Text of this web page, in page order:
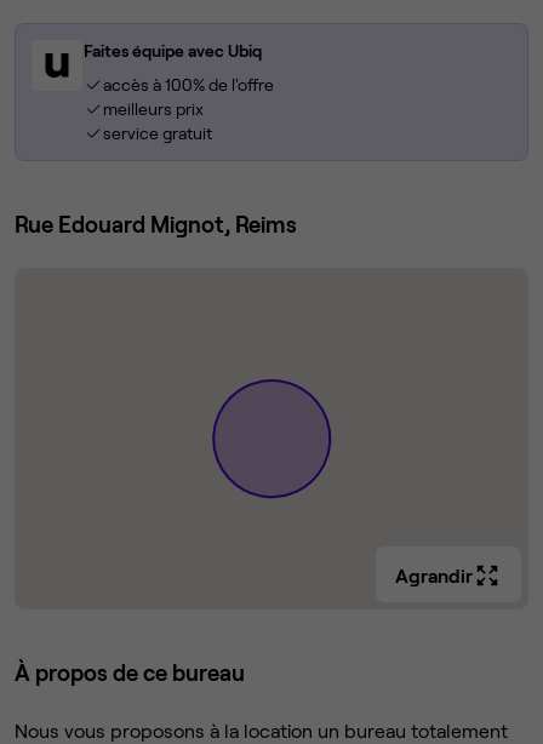
Faites équipe avec Ubiq
accès à 100% de l'offre
meilleurs prix
service gratuit
Rue Edouard Mignot, Reims
Agrandir
À propos de ce bureau
Nous vous proposons à la location un bureau totalement